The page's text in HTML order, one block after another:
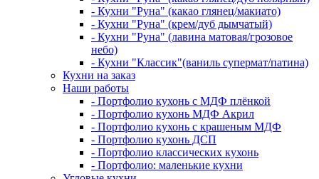
- Кухни "Руна" (какао глянец/макиато)
- Кухни "Руна" (крем/дуб дымчатый)
- Кухни "Руна" (лавина матовая/грозовое
небо)
- Кухни "Классик"(ваниль супермат/патина)
Кухни на заказ
Наши работы
- Портфолио кухонь с МДФ плёнкой
- Портфолио кухонь МДФ Акрил
- Портфолио кухонь с крашеным МДФ
- Портфолио кухонь ДСП
- Портфолио классических кухонь
- Портфолио: маленькие кухни